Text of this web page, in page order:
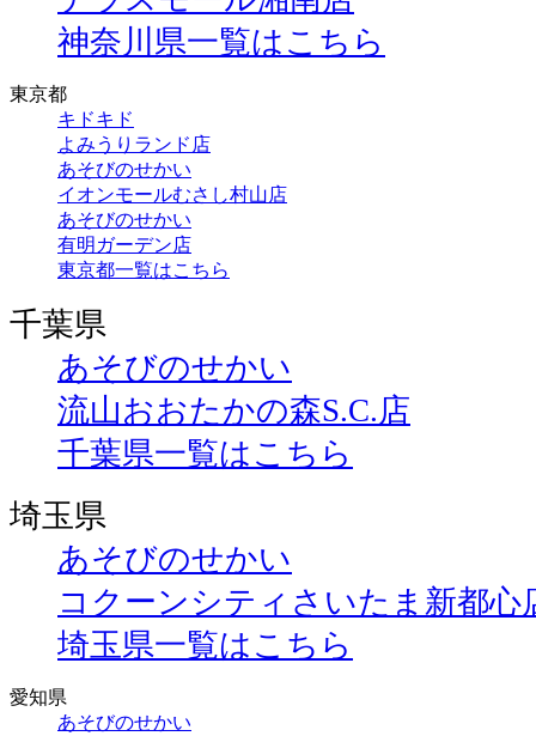
神奈川県一覧はこちら
東京都
キドキド
よみうりランド店
あそびのせかい
イオンモールむさし村山店
あそびのせかい
有明ガーデン店
東京都一覧はこちら
千葉県
あそびのせかい
流山おおたかの森S.C.店
千葉県一覧はこちら
埼玉県
あそびのせかい
コクーンシティさいたま新都心
埼玉県一覧はこちら
愛知県
あそびのせかい